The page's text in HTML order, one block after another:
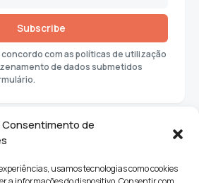
Consentimento de
usamos tecnologias como cookies
Subscribe
com as políticas de utilização
de dados submetidos